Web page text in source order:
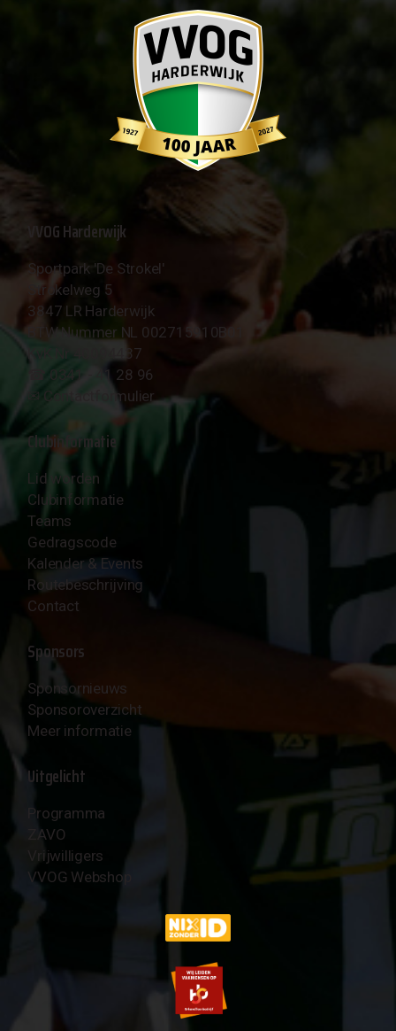
VVOG Harderwijk
Sportpark 'De Strokel'
Strokelweg 5
3847 LR Harderwijk
BTW Nummer NL 002715910B01
KvK Nr 40094437
☎︎ 0341 - 41 28 96
✉︎ Contactformulier
Clubinformatie
Lid worden
Clubinformatie
Teams
Gedragscode
Kalender & Events
Routebeschrijving
Contact
Sponsors
Sponsornieuws
Sponsoroverzicht
Meer informatie
Uitgelicht
Programma
ZAVO
Vrijwilligers
VVOG Webshop